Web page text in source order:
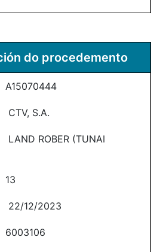
do procedemento
A15070444
CTV, S.A.
LAND ROBER (TUNAI
13
22/12/2023
6003106